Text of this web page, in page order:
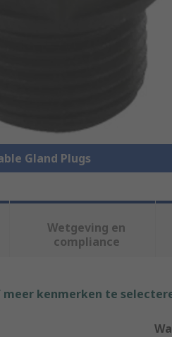
Gland Plugs
Wetgeving en
compliance
kenmerken te